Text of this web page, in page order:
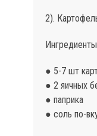
2).
● 5-7 шт
● 2 яичных
● паприка
● соль по-